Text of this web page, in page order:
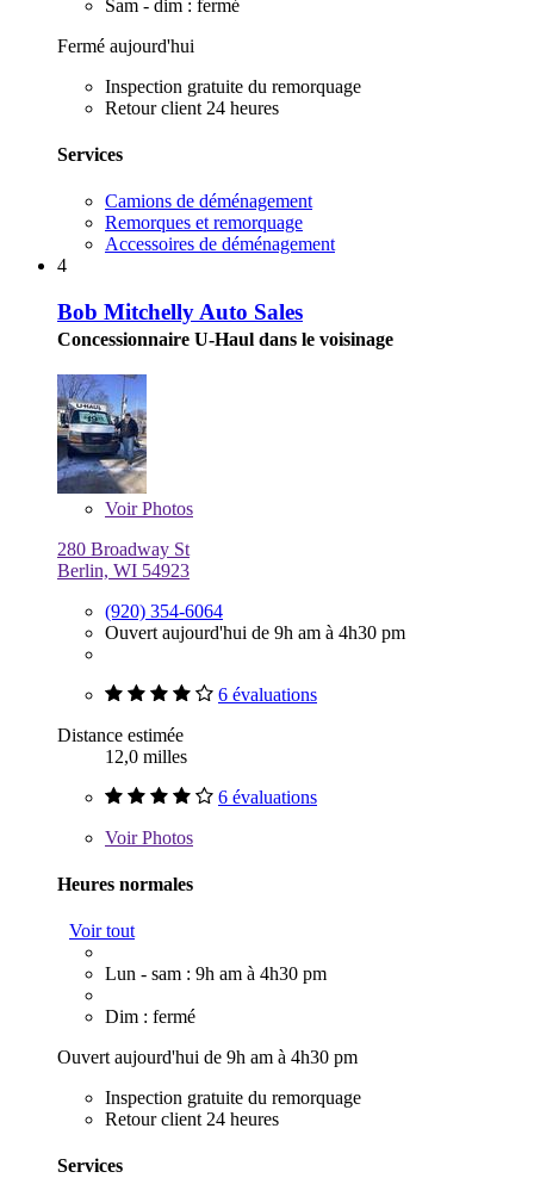
Sam - dim : fermé
Fermé aujourd'hui
Inspection gratuite du remorquage
Retour client 24 heures
Services
Camions de déménagement
Remorques et remorquage
Accessoires de déménagement
4
Bob Mitchelly Auto Sales
Concessionnaire U-Haul dans le voisinage
VoirPhotos
280 Broadway St
Berlin, WI 54923
(920) 354-6064
Ouvert aujourd'hui de 9h am à 4h30 pm
6 évaluations
Distance estimée
12,0 milles
6 évaluations
VoirPhotos
Heures normales
Voir tout
Lun - sam : 9h am à 4h30 pm
Dim : fermé
Ouvert aujourd'hui de 9h am à 4h30 pm
Inspection gratuite du remorquage
Retour client 24 heures
Services